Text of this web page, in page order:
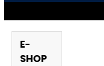
E-
SHOP